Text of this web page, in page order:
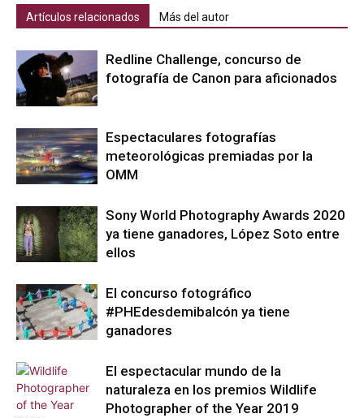
Artículos relacionados Más del autor
Redline Challenge, concurso de
fotografía de Canon para aficionados
Espectaculares fotografías
meteorológicas premiadas por la
OMM
Sony World Photography Awards 2020
ya tiene ganadores, López Soto entre
ellos
El concurso fotográfico
#PHEdesdemibalcón ya tiene
ganadores
El espectacular mundo de la
naturaleza en los premios Wildlife
Photographer of the Year 2019